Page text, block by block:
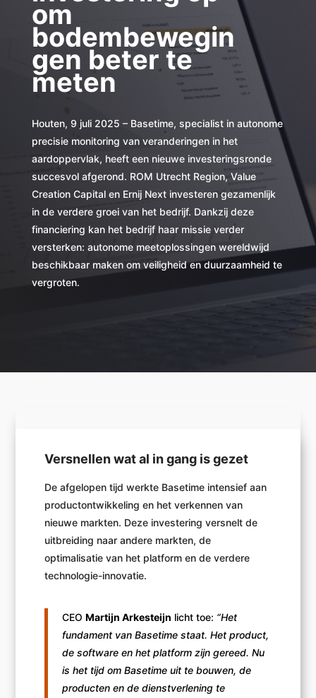
om
bodembewegin
gen beter te
meten
Houten, 9 juli 2025 – Basetime, specialist in autonome
precisie monitoring van veranderingen in het
aardoppervlak, heeft een nieuwe investeringsronde
succesvol afgerond. ROM Utrecht Region, Value
Creation Capital en Ernij Next investeren gezamenlijk
in de verdere groei van het bedrijf. Dankzij deze
financiering kan het bedrijf haar missie verder
versterken: autonome meetoplossingen wereldwijd
beschikbaar maken om veiligheid en duurzaamheid te
vergroten.
Versnellen wat al in gang is gezet
De afgelopen tijd werkte Basetime intensief aan
productontwikkeling en het verkennen van
nieuwe markten. Deze investering versnelt de
uitbreiding naar andere markten, de
optimalisatie van het platform en de verdere
technologie-innovatie.
CEO Martijn Arkesteijn licht toe: “Het
fundament van Basetime staat. Het product,
de software en het platform zijn gereed. Nu
is het tijd om Basetime uit te bouwen, de
producten en de dienstverlening te